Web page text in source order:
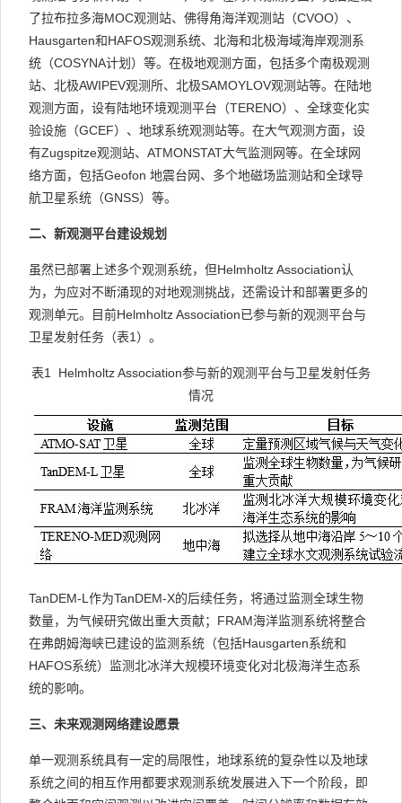
了拉布拉多海MOC观测站、佛得角海洋观测站（CVOO）、
Hausgarten和HAFOS观测系统、北海和北极海域海岸观测系
统（COSYNA计划）等。在极地观测方面，包括多个南极观测
站、北极AWIPEV观测所、北极SAMOYLOV观测站等。在陆地
观测方面，设有陆地环境观测平台（TERENO）、全球变化实
验设施（GCEF）、地球系统观测站等。在大气观测方面，设
有Zugspitze观测站、ATMONSTAT大气监测网等。在全球网
络方面，包括Geofon 地震台网、多个地磁场监测站和全球导
航卫星系统（GNSS）等。
二、新观测平台建设规划
虽然已部署上述多个观测系统，但Helmholtz Association认
为，为应对不断涌现的对地观测挑战，还需设计和部署更多的
观测单元。目前Helmholtz Association已参与新的观测平台与
卫星发射任务（表1）。
表1 Helmholtz Association参与新的观测平台与卫星发射任务
情况
TanDEM-L作为TanDEM-X的后续任务，将通过监测全球生物
数量，为气候研究做出重大贡献；FRAM海洋监测系统将整合
在弗朗姆海峡已建设的监测系统（包括Hausgarten系统和
HAFOS系统）监测北冰洋大规模环境变化对北极海洋生态系
统的影响。
三、未来观测网络建设愿景
单一观测系统具有一定的局限性，地球系统的复杂性以及地球
系统之间的相互作用都要求观测系统发展进入下一个阶段，即